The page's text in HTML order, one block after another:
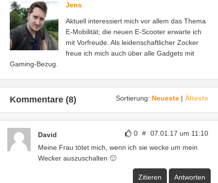
Jens
Aktuell interessiert mich vor allem das Thema
E-Mobilität; die neuen E-Scooter erwarte ich
mit Vorfreude. Als leidenschaftlicher Zocker
freue ich mich auch über alle Gadgets mit
Gaming-Bezug.
Sortierung: Neueste | Älteste
Kommentare (8)
0 # 07.01.17 um 11:10
David
Meine Frau tötet mich, wenn ich sie wecke um mein
Wecker auszuschalten 🙂
Zitieren Antworten